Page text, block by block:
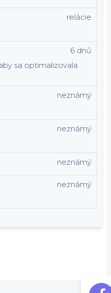
relácie
sa optimalizovala
6 dnů
neznámý
neznámý
neznámý
neznámý